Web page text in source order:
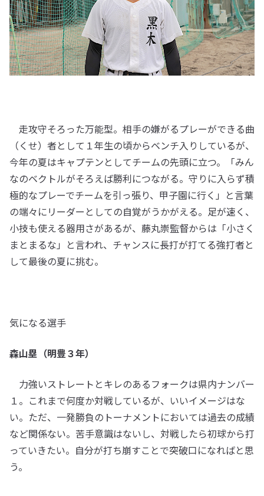
走攻守そろった万能型。相手の嫌がるプレーができる曲
（くせ）者として１年生の頃からベンチ入りしているが、
今年の夏はキャプテンとしてチームの先頭に立つ。「みん
なのベクトルがそろえば勝利につながる。守りに入らず積
極的なプレーでチームを引っ張り、甲子園に行く」と言葉
の端々にリーダーとしての自覚がうかがえる。足が速く、
小技も使える器用さがあるが、藤丸崇監督からは「小さく
まとまるな」と言われ、チャンスに長打が打てる強打者と
して最後の夏に挑む。
気になる選手
森山塁（明豊３年）
力強いストレートとキレのあるフォークは県内ナンバー
１。これまで何度か対戦しているが、いいイメージはな
い。ただ、一発勝負のトーナメントにおいては過去の成績
など関係ない。苦手意識はないし、対戦したら初球から打
っていきたい。自分が打ち崩すことで突破口になればと思
う。